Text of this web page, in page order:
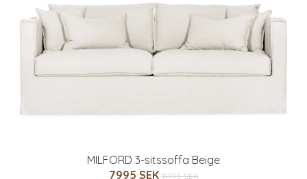
MILFORD 3-sitssoffa Beige
7995 SEK 11795 SEK